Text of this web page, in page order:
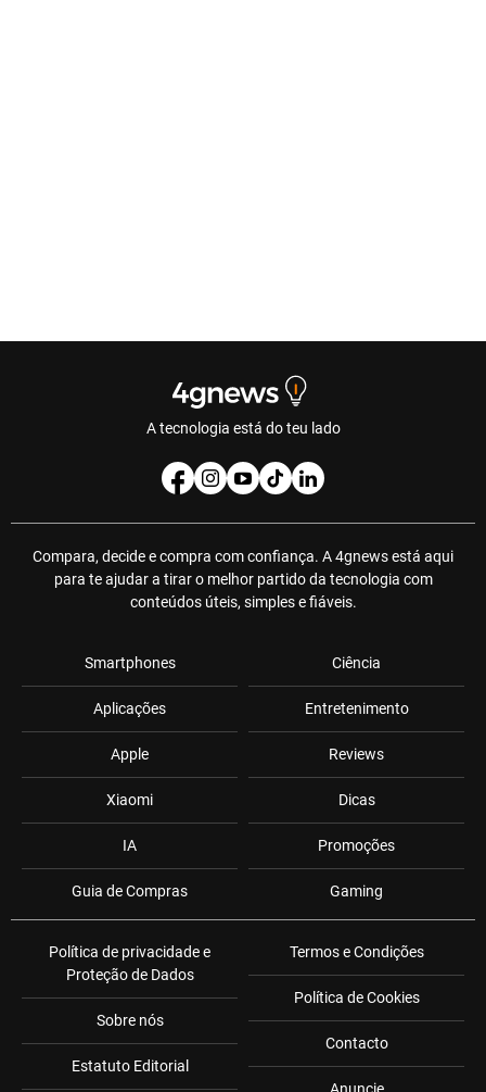
A tecnologia está do teu lado
Compara, decide e compra com confiança. A 4gnews está aqui
para te ajudar a tirar o melhor partido da tecnologia com
conteúdos úteis, simples e fiáveis.
Smartphones
Aplicações
Apple
Xiaomi
IA
Guia de Compras
Ciência
Entretenimento
Reviews
Dicas
Promoções
Gaming
Política de privacidade e
Proteção de Dados
Sobre nós
Estatuto Editorial
Termos e Condições
Política de Cookies
Contacto